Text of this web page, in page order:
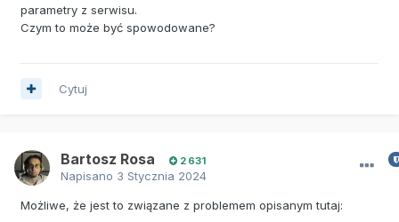
parametry z serwisu.
Czym to może być spowodowane?
Cytuj
Bartosz Rosa 2 631
Napisano 3 Stycznia 2024
Możliwe, że jest to związane z problemem opisanym tutaj: